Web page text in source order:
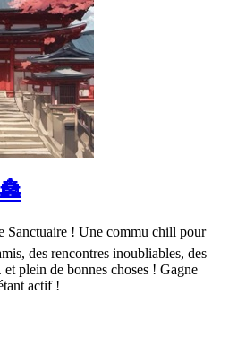
Sanctuaire ! Une commu chill pour
des rencontres inoubliables, des
plein de bonnes choses ! Gagne
actif !